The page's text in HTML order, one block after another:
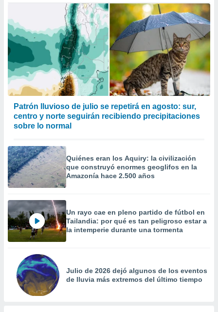
Patrón lluvioso de julio se repetirá en agosto: sur,
centro y norte seguirán recibiendo precipitaciones
sobre lo normal
Quiénes eran los Aquiry: la civilización
que construyó enormes geoglifos en la
Amazonía hace 2.500 años
Un rayo cae en pleno partido de fútbol en
Tailandia: por qué es tan peligroso estar a
la intemperie durante una tormenta
Julio de 2026 dejó algunos de los eventos
de lluvia más extremos del último tiempo